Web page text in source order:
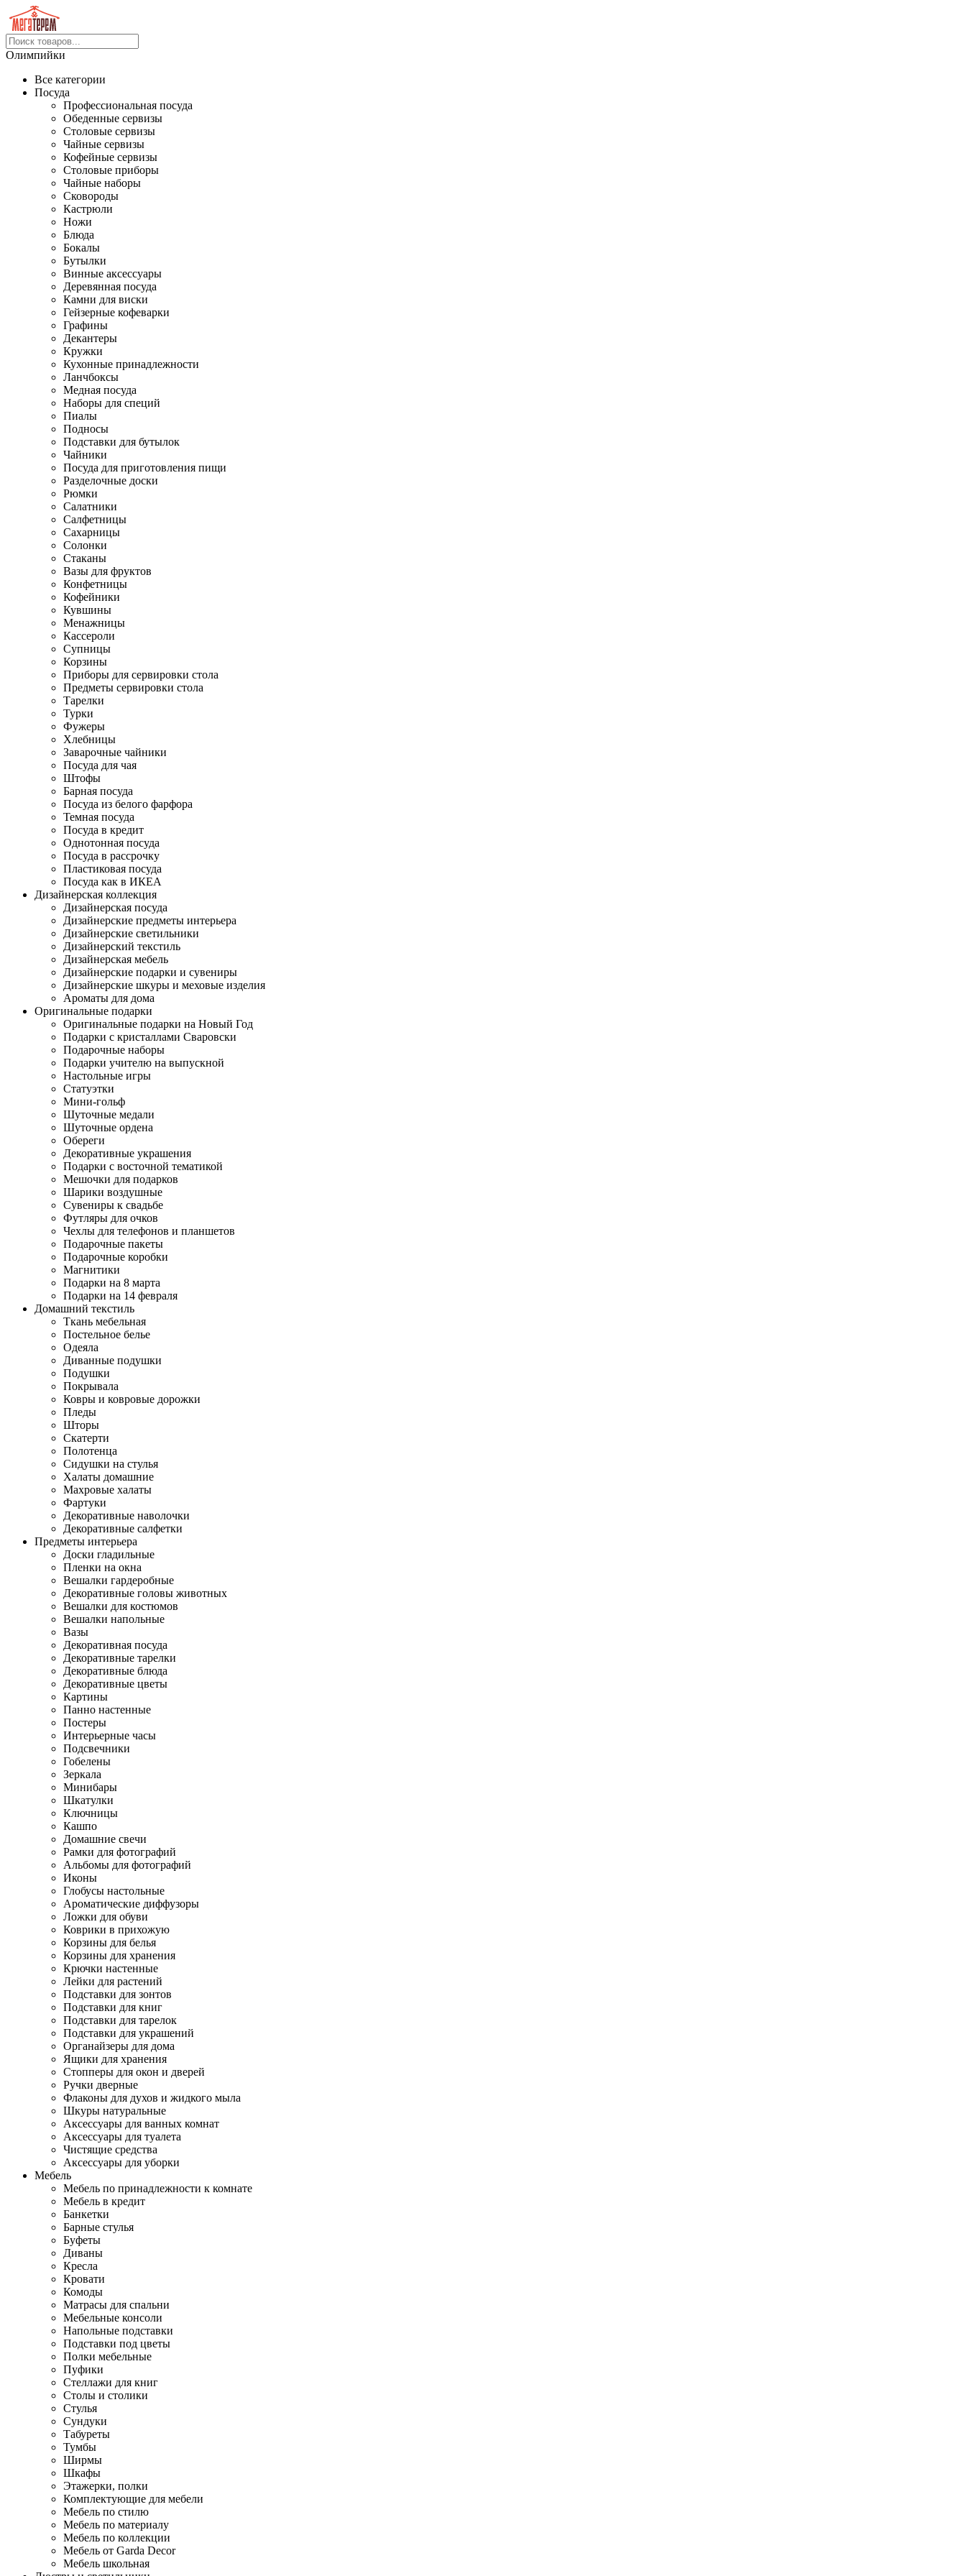
Олимпийки
Все категории
Посуда
Профессиональная посуда
Обеденные сервизы
Столовые сервизы
Чайные сервизы
Кофейные сервизы
Столовые приборы
Чайные наборы
Сковороды
Кастрюли
Ножи
Блюда
Бокалы
Бутылки
Винные аксессуары
Деревянная посуда
Камни для виски
Гейзерные кофеварки
Графины
Декантеры
Кружки
Кухонные принадлежности
Ланчбоксы
Медная посуда
Наборы для специй
Пиалы
Подносы
Подставки для бутылок
Чайники
Посуда для приготовления пищи
Разделочные доски
Рюмки
Салатники
Салфетницы
Сахарницы
Солонки
Стаканы
Вазы для фруктов
Конфетницы
Кофейники
Кувшины
Менажницы
Кассероли
Супницы
Корзины
Приборы для сервировки стола
Предметы сервировки стола
Тарелки
Турки
Фужеры
Хлебницы
Заварочные чайники
Посуда для чая
Штофы
Барная посуда
Посуда из белого фарфора
Темная посуда
Посуда в кредит
Однотонная посуда
Посуда в рассрочку
Пластиковая посуда
Посуда как в ИКЕА
Дизайнерская коллекция
Дизайнерская посуда
Дизайнерские предметы интерьера
Дизайнерские светильники
Дизайнерский текстиль
Дизайнерская мебель
Дизайнерские подарки и сувениры
Дизайнерские шкуры и меховые изделия
Ароматы для дома
Оригинальные подарки
Оригинальные подарки на Новый Год
Подарки с кристаллами Сваровски
Подарочные наборы
Подарки учителю на выпускной
Настольные игры
Статуэтки
Мини-гольф
Шуточные медали
Шуточные ордена
Обереги
Декоративные украшения
Подарки с восточной тематикой
Мешочки для подарков
Шарики воздушные
Сувениры к свадьбе
Футляры для очков
Чехлы для телефонов и планшетов
Подарочные пакеты
Подарочные коробки
Магнитики
Подарки на 8 марта
Подарки на 14 февраля
Домашний текстиль
Ткань мебельная
Постельное белье
Одеяла
Диванные подушки
Подушки
Покрывала
Ковры и ковровые дорожки
Пледы
Шторы
Скатерти
Полотенца
Сидушки на стулья
Халаты домашние
Махровые халаты
Фартуки
Декоративные наволочки
Декоративные салфетки
Предметы интерьера
Доски гладильные
Пленки на окна
Вешалки гардеробные
Декоративные головы животных
Вешалки для костюмов
Вешалки напольные
Вазы
Декоративная посуда
Декоративные тарелки
Декоративные блюда
Декоративные цветы
Картины
Панно настенные
Постеры
Интерьерные часы
Подсвечники
Гобелены
Зеркала
Минибары
Шкатулки
Ключницы
Кашпо
Домашние свечи
Рамки для фотографий
Альбомы для фотографий
Иконы
Глобусы настольные
Ароматические диффузоры
Ложки для обуви
Коврики в прихожую
Корзины для белья
Корзины для хранения
Крючки настенные
Лейки для растений
Подставки для зонтов
Подставки для книг
Подставки для тарелок
Подставки для украшений
Органайзеры для дома
Ящики для хранения
Стопперы для окон и дверей
Ручки дверные
Флаконы для духов и жидкого мыла
Шкуры натуральные
Аксессуары для ванных комнат
Аксессуары для туалета
Чистящие средства
Аксессуары для уборки
Мебель
Мебель по принадлежности к комнате
Мебель в кредит
Банкетки
Барные стулья
Буфеты
Диваны
Кресла
Кровати
Комоды
Матрасы для спальни
Мебельные консоли
Напольные подставки
Подставки под цветы
Полки мебельные
Пуфики
Стеллажи для книг
Столы и столики
Стулья
Сундуки
Табуреты
Тумбы
Ширмы
Шкафы
Этажерки, полки
Комплектующие для мебели
Мебель по стилю
Мебель по материалу
Мебель по коллекции
Мебель от Garda Decor
Мебель школьная